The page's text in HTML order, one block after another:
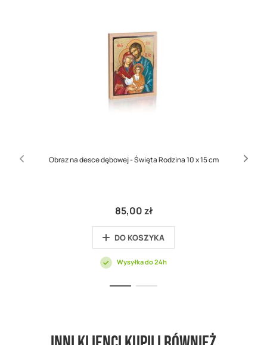
Obraz na desce dębowej - Święta Rodzina 10 x 15 cm
85,00 zł
DO KOSZYKA
Wysyłka do 24h